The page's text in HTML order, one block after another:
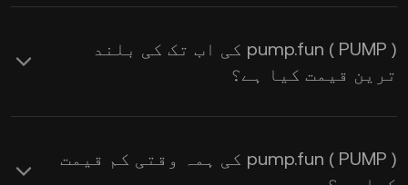
KuCoin pump.fun ( PUMP ) کے لیے
ریئل ٹائم USD قیمت کے اپ ڈیٹس
فراہم کرتا ہے۔ اس کی قیمت طلب اور
سے USD ایکسچینج ریٹس
حاصل کرنے کے
pump.fun ( PUMP ) کی اب تک کی بلند
ترین قیمت کیا ہے؟
pump.fun ( PUMP ) کی ہمہ وقتی کم قیمت